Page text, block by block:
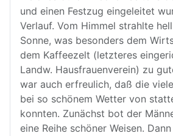
und einen Festzug eingeleitet
Verlauf. Vom Himmel strahlte
Sonne, was besonders dem
dem Kaffeezelt (letzteres
Landw. Hausfrauenverein) zu
war auch erfreulich, daß die
bei so schönem Wetter von
konnten. Zunächst bot der
eine Reihe schöner Weisen.